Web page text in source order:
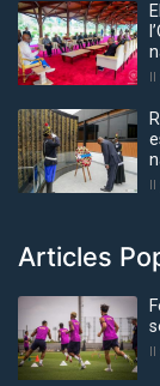
Il
Articles
Il